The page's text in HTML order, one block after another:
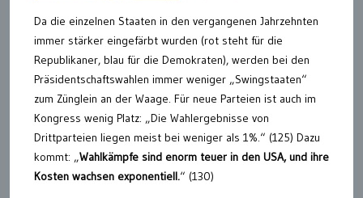
Da die einzelnen Staaten in den vergangenen Jahrzehnten
immer stärker eingefärbt wurden (rot steht für die
Republikaner, blau für die Demokraten), werden bei den
Präsidentschaftswahlen immer weniger „Swingstaaten“
zum Zünglein an der Waage. Für neue Parteien ist auch im
Kongress wenig Platz: „Die Wahlergebnisse von
Drittparteien liegen meist bei weniger als 1%.“ (125) Dazu
kommt: „Wahlkämpfe sind enorm teuer in den USA, und ihre
Kosten wachsen exponentiell.“ (130)